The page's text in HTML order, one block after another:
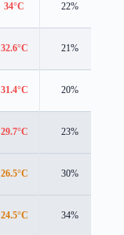
34°C 22%
32.6°C 21%
31.4°C 20%
29.7°C 23%
26.5°C 30%
24.5°C 34%